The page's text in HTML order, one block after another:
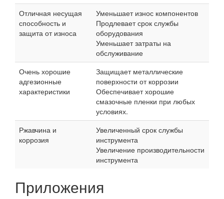
Отличная несущая
способность и
защита от износа
Уменьшает износ компонентов
Продлевает срок службы
оборудования
Уменьшает затраты на
обслуживание
Очень хорошие
адгезионные
характеристики
Защищает металлические
поверхности от коррозии
Обеспечивает хорошие
смазочные пленки при любых
условиях.
Ржавчина и
коррозия
Увеличенный срок службы
инструмента
Увеличение производительности
инструмента
Приложения